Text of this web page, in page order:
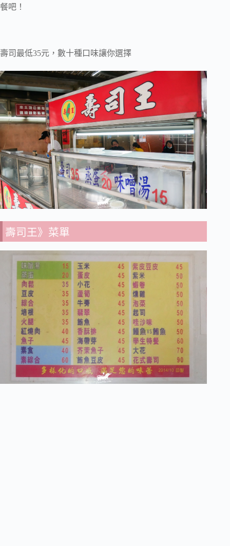
餐吧！
壽司最低35元，數十種口味讓你選擇
壽司王》菜單